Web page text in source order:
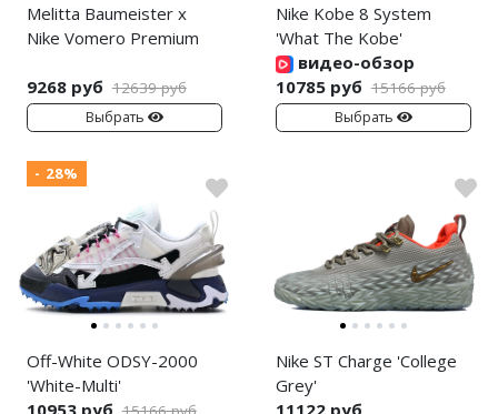
Melitta Baumeister x
Nike Vomero Premium
9268 руб 12639 руб
Выбрать
Nike Kobe 8 System
'What The Kobe'
видео-обзор
10785 руб 15166 руб
Выбрать
- 28%
Off-White ODSY-2000
'White-Multi'
Nike ST Charge 'College
Grey'